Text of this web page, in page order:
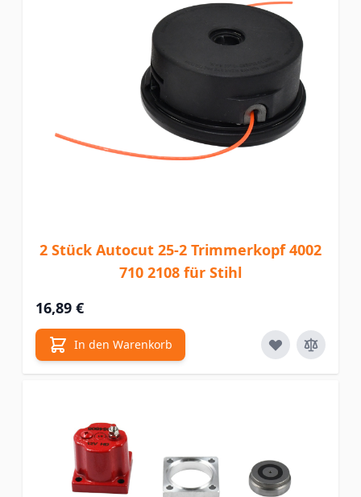
2 Stück Autocut 25-2 Trimmerkopf 4002
710 2108 für Stihl
16,89 €
In den Warenkorb